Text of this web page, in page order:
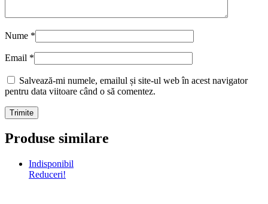
Nume *
Email *
Salvează-mi numele, emailul și site-ul web în acest navigator
pentru data viitoare când o să comentez.
Produse similare
Indisponibil
Reduceri!